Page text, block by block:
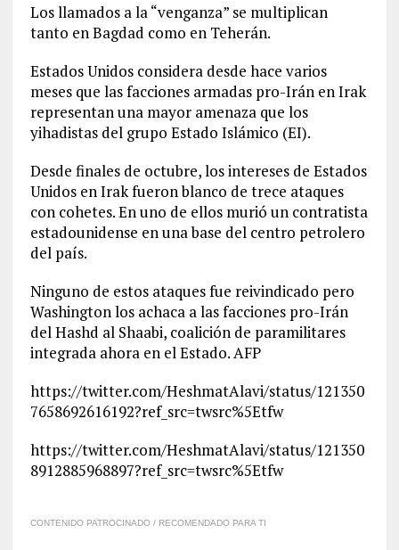
Los llamados a la “venganza” se multiplican
tanto en Bagdad como en Teherán.
Estados Unidos considera desde hace varios
meses que las facciones armadas pro-Irán en Irak
representan una mayor amenaza que los
yihadistas del grupo Estado Islámico (EI).
Desde finales de octubre, los intereses de Estados
Unidos en Irak fueron blanco de trece ataques
con cohetes. En uno de ellos murió un contratista
estadounidense en una base del centro petrolero
del país.
Ninguno de estos ataques fue reivindicado pero
Washington los achaca a las facciones pro-Irán
del Hashd al Shaabi, coalición de paramilitares
integrada ahora en el Estado. AFP
https://twitter.com/HeshmatAlavi/status/121350
7658692616192?ref_src=twsrc%5Etfw
https://twitter.com/HeshmatAlavi/status/121350
8912885968897?ref_src=twsrc%5Etfw
CONTENIDO PATROCINADO / RECOMENDADO PARA TI